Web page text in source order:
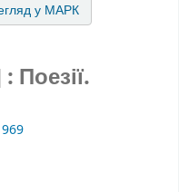
у МАРК
Поезії.